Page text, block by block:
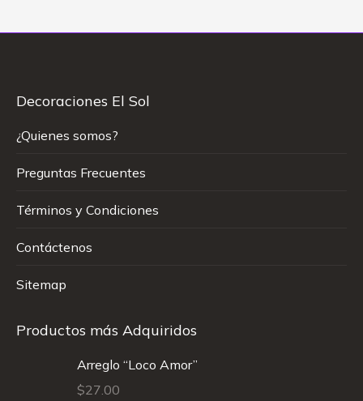
Decoraciones El Sol
¿Quienes somos?
Preguntas Frecuentes
Términos y Condiciones
Contáctenos
Sitemap
Productos más Adquiridos
Arreglo “Loco Amor”
$27.00